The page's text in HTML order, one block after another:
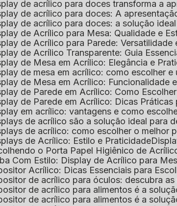
de acrílico para doces transforma a
de acrílico para doces: A
de acrílico para doces: a solução
de Acrílico para Mesa: Qualidade e
de Acrílico para Parede: Versatilidade
de Acrílico Transparente: Guia
de Mesa em Acrílico: Elegância e
de mesa em acrílico: como escolher
de Mesa em Acrílico:
de Parede em Acrílico: Como
de Parede em Acrílico: Dicas
em acrílico: vantagens e como
de acrílico são a solução ideal
de acrílico: como escolher o melhor
de Acrílico: Estilo e Praticidade
o Porta Papel Higiênico de
Com Estilo: Display de Acrílico para
Acrílico: Dicas Essenciais para
de acrílico para óculos: descubra
de acrílico para alimentos é a
de acrílico para alimentos é a